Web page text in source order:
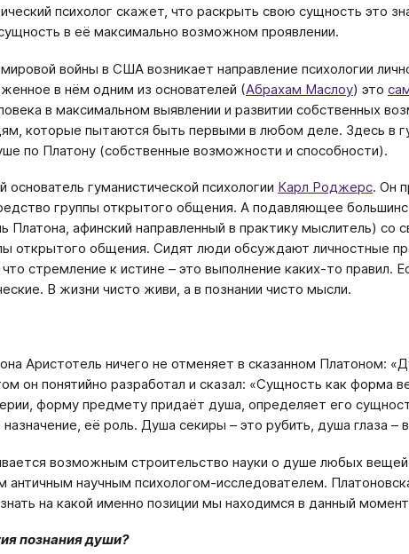
психолог скажет, что раскрыть свою сущность это
в её максимально возможном проявлении.
войны в США возникает направление психологии
в нём одним из основателей (Абрахам Маслоу) это
в максимальном выявлении и развитии собственных
которые пытаются быть первыми в любом деле. Здесь в
по Платону (собственные возможности и способности).
основатель гуманистической психологии Карл Роджерс. Он
группы открытого общения. А подавляющее
Платона, афинский направленный в практику мыслитель) со
открытого общения. Сидят люди обсуждают личностные
стремление к истине – это выполнение каких-то правил.
В жизни чисто живи, а в познании чисто мысли.
Аристотель ничего не отменяет в сказанном Платоном:
он понятийно разработал и сказал: «Сущность как
форму предмету придаёт душа, определяет его
её роль. Душа секиры – это рубить, душа глаза –
возможным строительство науки о душе любых
античным научным психологом-исследователем.
на какой именно позиции мы находимся в данный
познания души?